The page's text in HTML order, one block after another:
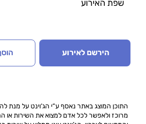
שפת האירוע
הירשם לאירוע
התוכן המוצג באתר נאסף ע“י הג‘וינט על מנת
מרוכז ולאפשר לכל אדם למצוא את השירות או